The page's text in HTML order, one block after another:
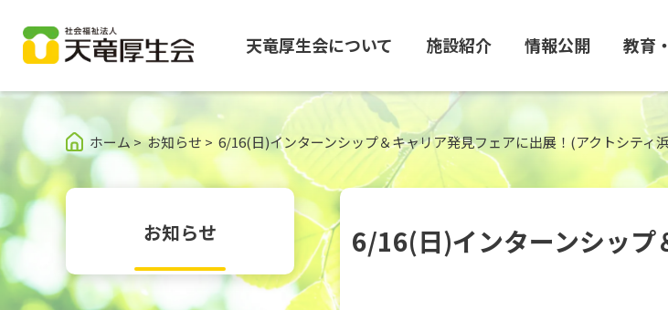
グ
ル
ナ
ビ
ー
本
ロ
ナ
ビ
ゲ
シ
フ
へ
天竜厚生会について 施設紹介 情報公開 教育
ホーム >お知らせ > 6/16(日)インターンシップ＆キャリア発見フェアに出展！(アクトシティ
6/16(日)インターンシップ
お知らせ